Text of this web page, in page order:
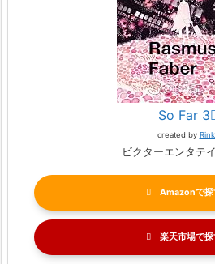
So Far 3
created by
ビクターエンタテ
Amazon
楽天市場